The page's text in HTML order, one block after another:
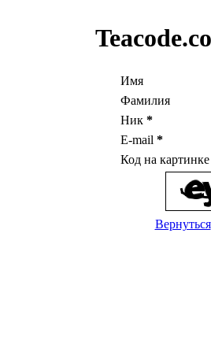
Имя
Фамилия
Ник *
E-mail *
Код на
Вернуться